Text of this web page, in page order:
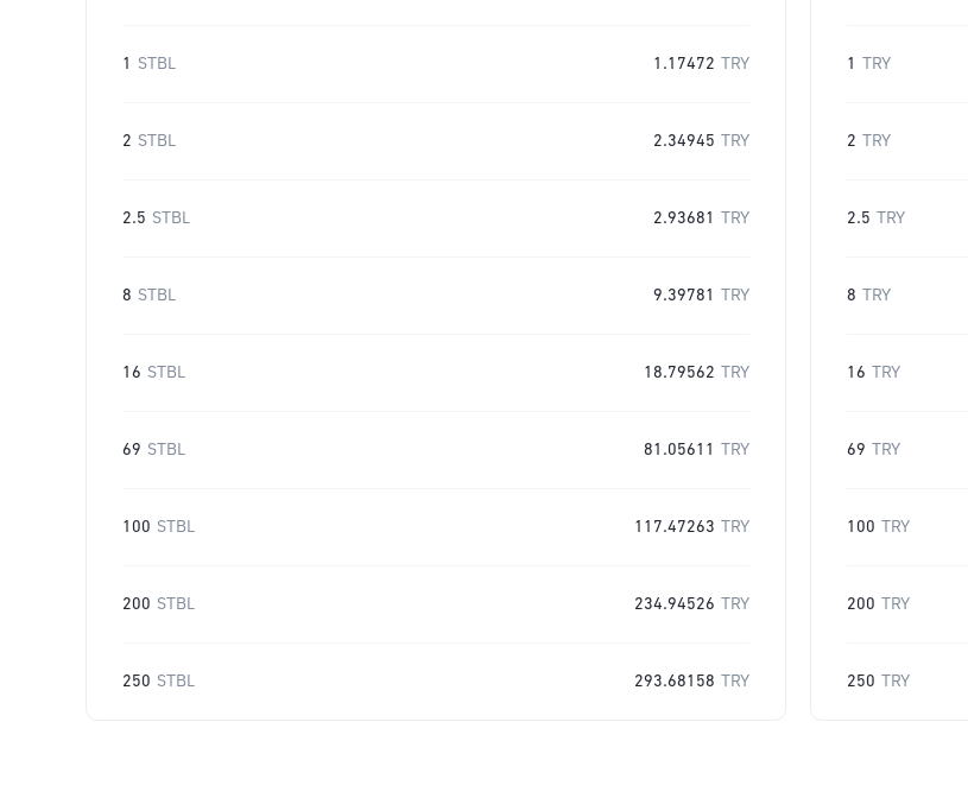
1 STBL 1.17472 TRY
2 STBL 2.34945 TRY
2.5 STBL 2.93681 TRY
8 STBL 9.39781 TRY
16 STBL 18.79562 TRY
69 STBL 81.05611 TRY
100 STBL 117.47263 TRY
200 STBL 234.94526 TRY
250 STBL 293.68158 TRY
1 TRY
2 TRY
2.5 TRY
8 TRY
16 TRY
69 TRY
100 TRY
200 TRY
250 TRY